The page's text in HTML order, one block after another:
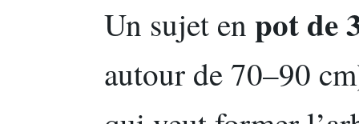
Un sujet en pot de
autour de 70–90